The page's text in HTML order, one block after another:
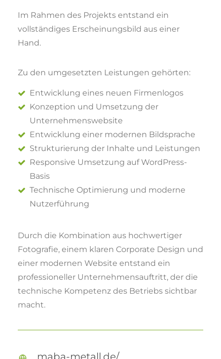
Im Rahmen des Projekts entstand ein
vollständiges Erscheinungsbild aus einer
Hand.
Zu den umgesetzten Leistungen gehörten:
Entwicklung eines neuen Firmenlogos
Konzeption und Umsetzung der
Unternehmenswebsite
Entwicklung einer modernen Bildsprache
Strukturierung der Inhalte und Leistungen
Responsive Umsetzung auf WordPress-
Basis
Technische Optimierung und moderne
Nutzerführung
Durch die Kombination aus hochwertiger
Fotografie, einem klaren Corporate Design und
einer modernen Website entstand ein
professioneller Unternehmensauftritt, der die
technische Kompetenz des Betriebs sichtbar
macht.
maba-metall.de/